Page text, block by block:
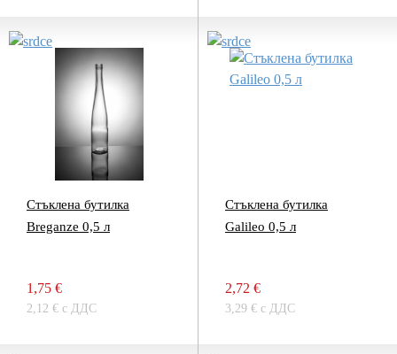
Стъклена бутилка
Breganze 0,5 л
1,75 €
2,12 € с ДДС
Стъклена бутилка
Galileo 0,5 л
2,72 €
3,29 € с ДДС